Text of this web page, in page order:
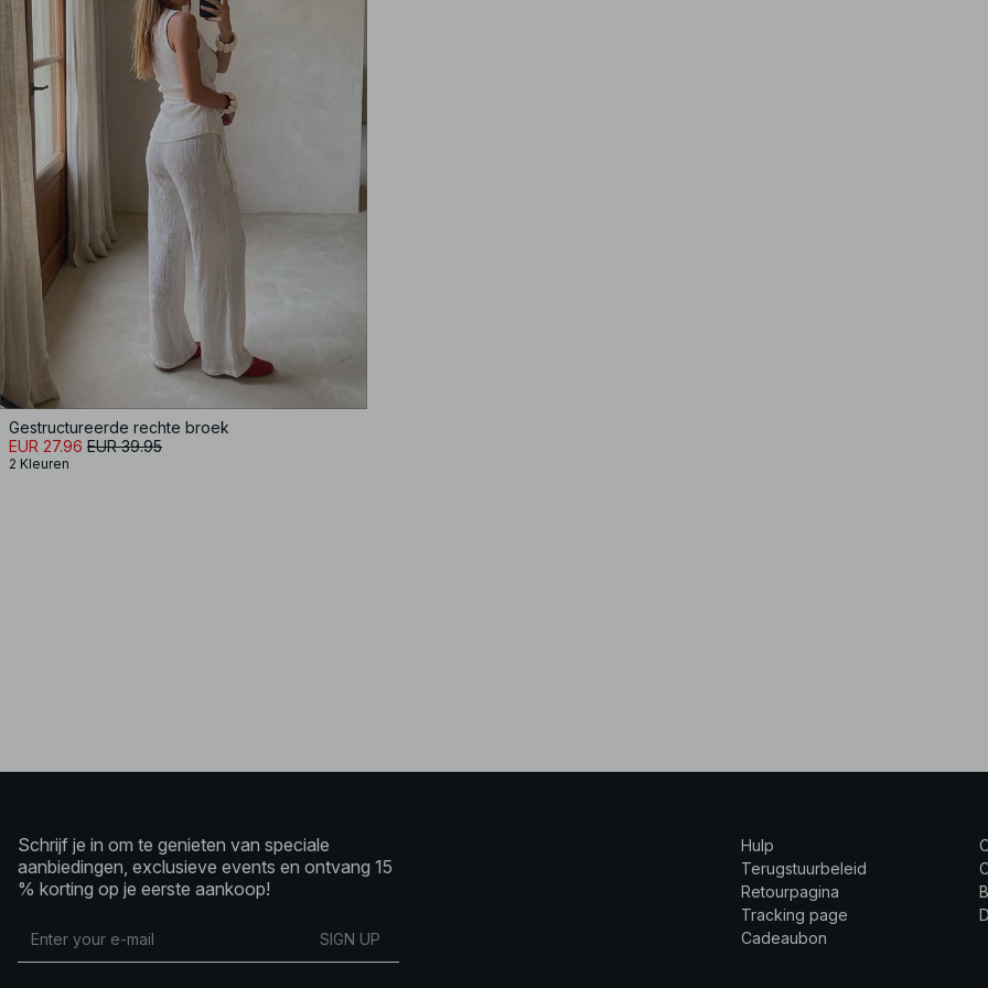
Gestructureerde rechte broek
EUR 27.96 EUR 39.95
2 Kleuren
Schrijf je in om te genieten van speciale
aanbiedingen, exclusieve events en ontvang 15
% korting op je eerste aankoop!
SIGN UP
Hulp
Terugstuurbeleid
Retourpagina
Tracking page
Cadeaubon